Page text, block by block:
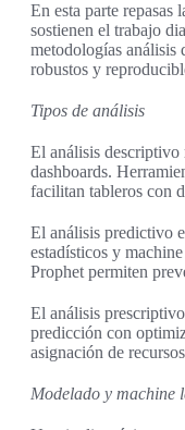
En esta parte repasas
sostienen el trabajo
metodologías análisis
robustos y
Tipos de análisis
El análisis descriptivo
dashboards.
facilitan tableros con
El análisis predictivo
estadísticos y
Prophet permiten
El análisis
predicción con
asignación de
Modelado y machine